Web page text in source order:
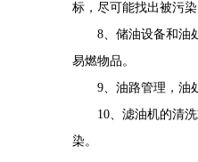
标，尽可能找出被污
8、储油设备和油
易燃物品。
9、油路管理，油
10、滤油机的清
染。